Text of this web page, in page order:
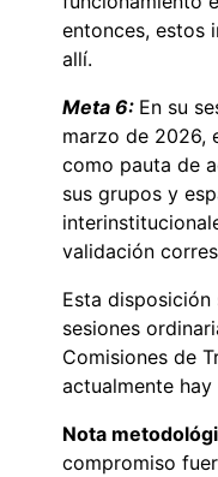
entonces, estos
allí.
Meta 6: En su
marzo de 2026,
como pauta de
sus grupos y
validación
Esta
sesiones
Comisiones de
actualmente
Nota
compromiso